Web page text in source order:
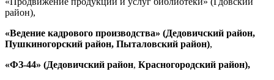
район),
«Ведение кадрового производства» (Дедовичский район,
Пушкиногорский район, Пыталовский район),
«ФЗ-44» (Дедовичский район, Красногородский район),